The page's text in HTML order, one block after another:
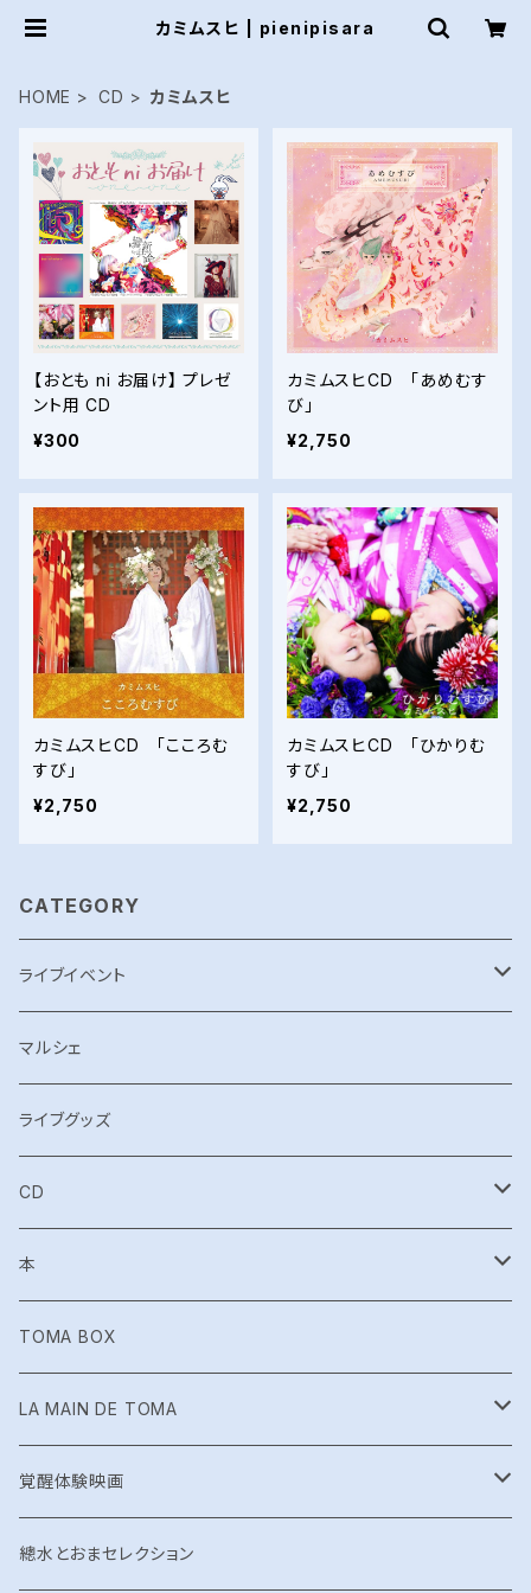
カミムスヒ | pienipisara
HOME CD カミムスヒ
【おとも ni お届け】 プレゼ
ント用 CD
¥300
カミムスヒCD 「あめむす
び」
¥2,750
カミムスヒCD 「こころむ
すび」
¥2,750
カミムスヒCD 「ひかりむ
すび」
¥2,750
CATEGORY
ライブイベント
WHITEBURN
TOMA Acoustic Live
EMERALD TABLET LIVE
神言 -kamigoto-
カミムスヒ
Try.Norn
shucca+
shucca+ Live「神意開華 」
TOMA IMPACT
マルシェ
ライブグッズ
CD
Shinshoku
超次元トリッパー☆イシュタール
EmeraldTablet
カミムスヒ
本
月刊とおま
絵本
TOMA BOX
LA MAIN DE TOMA
布ナプキン
覚醒体験映画
グッズ
總水とおまセレクション